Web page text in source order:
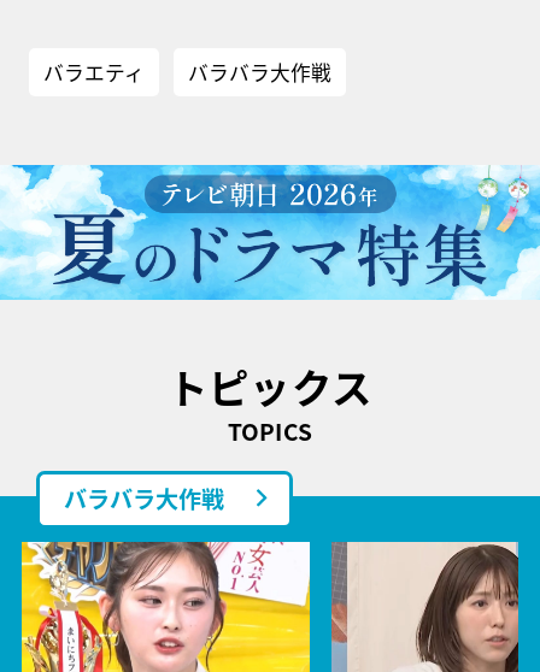
バラエティ バラバラ大作戦
トピックス
TOPICS
バラバラ大作戦